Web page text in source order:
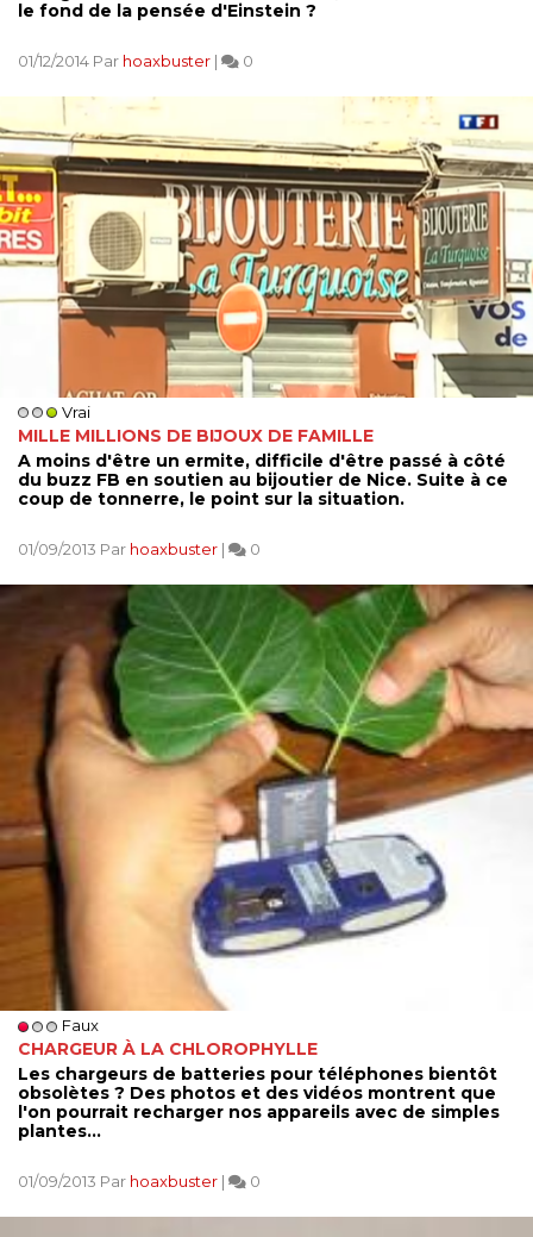
le fond de la pensée d'Einstein ?
01/12/2014 Par hoaxbuster | 0
Vrai
MILLE MILLIONS DE BIJOUX DE FAMILLE
A moins d'être un ermite, difficile d'être passé à côté
du buzz FB en soutien au bijoutier de Nice. Suite à ce
coup de tonnerre, le point sur la situation.
01/09/2013 Par hoaxbuster | 0
Faux
CHARGEUR À LA CHLOROPHYLLE
Les chargeurs de batteries pour téléphones bientôt
obsolètes ? Des photos et des vidéos montrent que
l'on pourrait recharger nos appareils avec de simples
plantes...
01/09/2013 Par hoaxbuster | 0